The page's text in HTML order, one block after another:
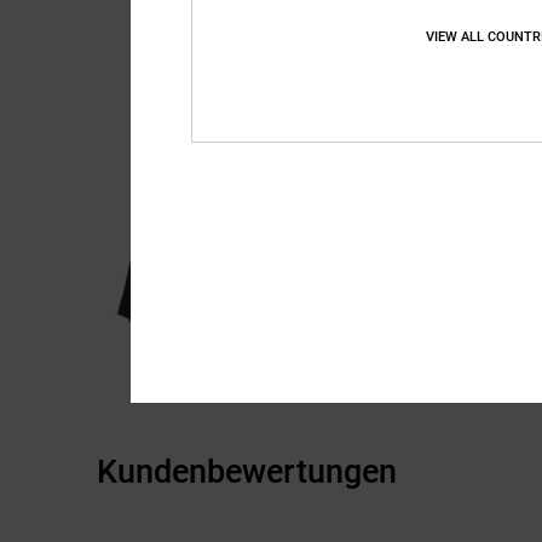
Kundenbewertungen
VIEW ALL